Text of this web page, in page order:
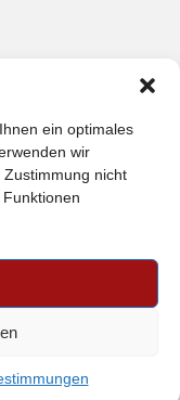
ein optimales
wir
Zustimmung nicht